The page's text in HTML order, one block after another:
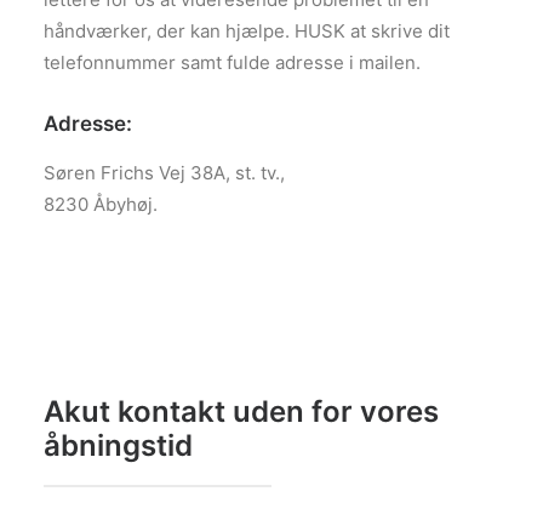
håndværker, der kan hjælpe. HUSK at skrive dit
telefonnummer samt fulde adresse i mailen.
Adresse:
Søren Frichs Vej 38A, st. tv.,
8230 Åbyhøj.
Akut kontakt uden for vores
åbningstid